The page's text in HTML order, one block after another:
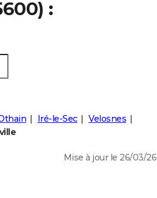
:
Iré-le-Sec
Velosnes
Mise à jour le 26/03/26